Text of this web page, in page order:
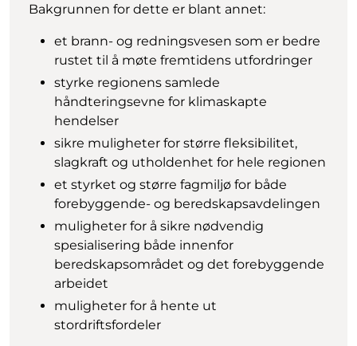
Bakgrunnen for dette er blant annet:
et brann- og redningsvesen som er bedre
rustet til å møte fremtidens utfordringer
styrke regionens samlede
håndteringsevne for klimaskapte
hendelser
sikre muligheter for større fleksibilitet,
slagkraft og utholdenhet for hele regionen
et styrket og større fagmiljø for både
forebyggende- og beredskapsavdelingen
muligheter for å sikre nødvendig
spesialisering både innenfor
beredskapsområdet og det forebyggende
arbeidet
muligheter for å hente ut
stordriftsfordeler